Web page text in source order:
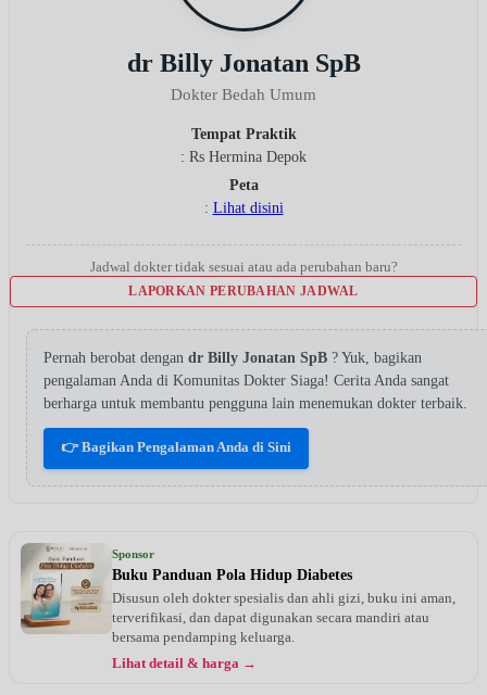
dr Billy Jonatan SpB
Dokter Bedah Umum
Tempat Praktik
: Rs Hermina Depok
Peta
: Lihat disini
Jadwal dokter tidak sesuai atau ada perubahan baru?
LAPORKAN PERUBAHAN JADWAL
Pernah berobat dengan dr Billy Jonatan SpB ? Yuk, bagikan
pengalaman Anda di Komunitas Dokter Siaga! Cerita Anda sangat
berharga untuk membantu pengguna lain menemukan dokter terbaik.
👉 Bagikan Pengalaman Anda di Sini
Sponsor
Buku Panduan Pola Hidup Diabetes
Disusun oleh dokter spesialis dan ahli gizi, buku ini aman,
terverifikasi, dan dapat digunakan secara mandiri atau
bersama pendamping keluarga.
Lihat detail & harga →